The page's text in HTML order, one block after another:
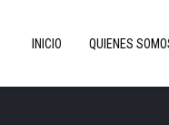
INICIO QUIENES